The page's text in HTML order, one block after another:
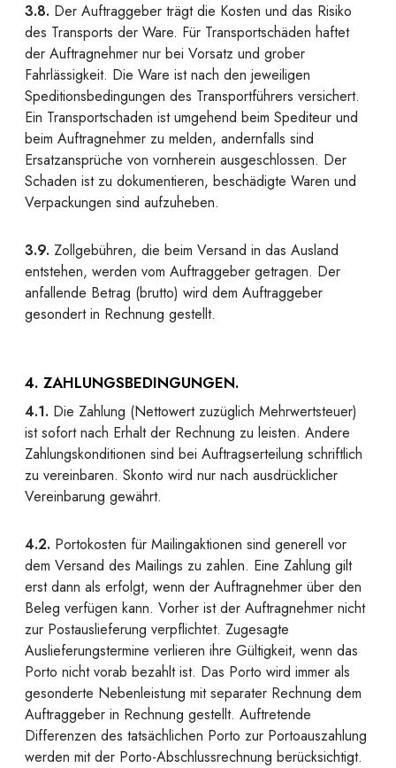
3.8. Der Auftraggeber trägt die Kosten und das Risiko
des Transports der Ware. Für Transportschäden haftet
der Auftragnehmer nur bei Vorsatz und grober
Fahrlässigkeit. Die Ware ist nach den jeweiligen
Speditionsbedingungen des Transportführers versichert.
Ein Transportschaden ist umgehend beim Spediteur und
beim Auftragnehmer zu melden, andernfalls sind
Ersatzansprüche von vornherein ausgeschlossen. Der
Schaden ist zu dokumentieren, beschädigte Waren und
Verpackungen sind aufzuheben.
3.9. Zollgebühren, die beim Versand in das Ausland
entstehen, werden vom Auftraggeber getragen. Der
anfallende Betrag (brutto) wird dem Auftraggeber
gesondert in Rechnung gestellt.
4. ZAHLUNGSBEDINGUNGEN.
4.1. Die Zahlung (Nettowert zuzüglich Mehrwertsteuer)
ist sofort nach Erhalt der Rechnung zu leisten. Andere
Zahlungskonditionen sind bei Auftragserteilung schriftlich
zu vereinbaren. Skonto wird nur nach ausdrücklicher
Vereinbarung gewährt.
4.2. Portokosten für Mailingaktionen sind generell vor
dem Versand des Mailings zu zahlen. Eine Zahlung gilt
erst dann als erfolgt, wenn der Auftragnehmer über den
Beleg verfügen kann. Vorher ist der Auftragnehmer nicht
zur Postauslieferung verpflichtet. Zugesagte
Auslieferungstermine verlieren ihre Gültigkeit, wenn das
Porto nicht vorab bezahlt ist. Das Porto wird immer als
gesonderte Nebenleistung mit separater Rechnung dem
Auftraggeber in Rechnung gestellt. Auftretende
Differenzen des tatsächlichen Porto zur Portoauszahlung
werden mit der Porto-Abschlussrechnung berücksichtigt.